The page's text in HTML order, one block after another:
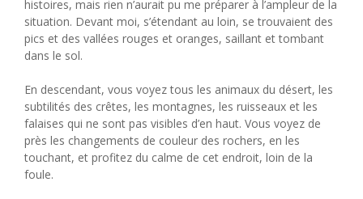
histoires, mais rien n’aurait pu me préparer à l’ampleur de la
situation. Devant moi, s’étendant au loin, se trouvaient des
pics et des vallées rouges et oranges, saillant et tombant
dans le sol.
En descendant, vous voyez tous les animaux du désert, les
subtilités des crêtes, les montagnes, les ruisseaux et les
falaises qui ne sont pas visibles d’en haut. Vous voyez de
près les changements de couleur des rochers, en les
touchant, et profitez du calme de cet endroit, loin de la
foule.